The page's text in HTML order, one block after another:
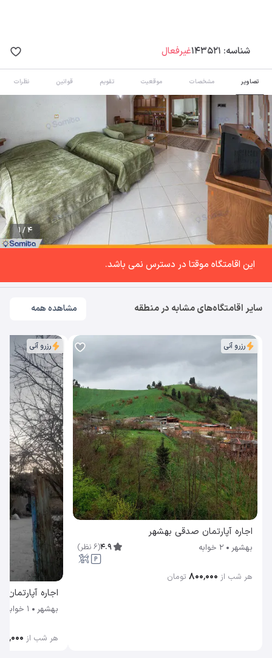
شناسه: 143521غیرفعال
تصاویر مشخصات موقعیت تقویم قوانین نظرات
1 / 4
این اقامتگاه موقتا در دسترس نمی باشد.
سایر اقامتگاه‌های مشابه در منطقه مشاهده همه
رزرو آنی
اجاره آپارتمان صدقی بهشهر
بهشهر 2 خوابه 4.9
(
6 نظر)
هر شب از ۸۰۰٬۰۰۰ تومان
رزرو آنی
اجاره
بهشهر 1 خوابه
هر شب از